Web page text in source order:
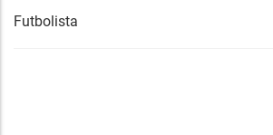
Futbolista